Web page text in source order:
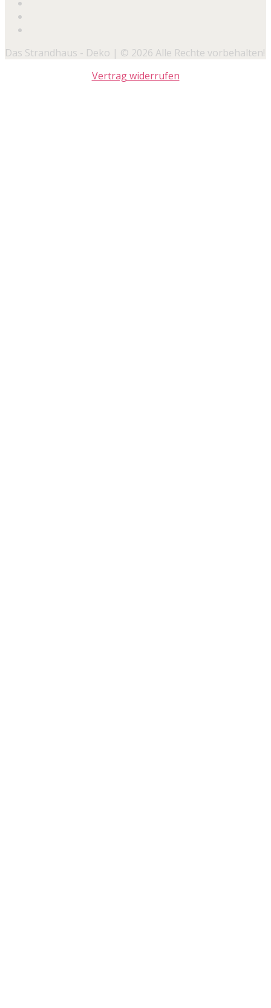
Das Strandhaus - Deko | © 2026 Alle Rechte vorbehalten!
Vertrag widerrufen